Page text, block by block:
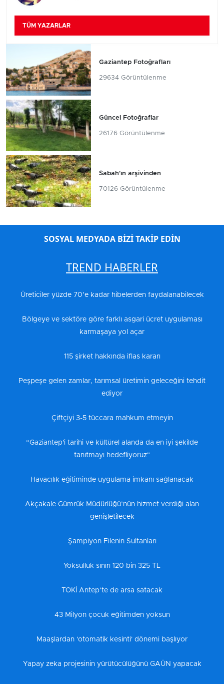
TÜM YAZARLAR
Gaziantep Fotoğrafları
29634 Görüntülenme
Güncel Fotoğraflar
26176 Görüntülenme
Sabah'ın arşivinden
70126 Görüntülenme
SOSYAL MEDYADA BİZİ TAKİP EDİN
TREND HABERLER
Üreticiler yüzde 70’e kadar hibelerden faydalanabilecek
Bölgeye ve sektöre göre farklı asgari ücret uygulaması
karmaşaya yol açar
115 şirket hakkında iflas kararı
Peşpeşe gelen zamlar, tarımsal üretimin geleceğini tehdit
ediyor
Çiftçiyi 3-5 tüccara mahkum etmeyin
“Gaziantep'i tarihi ve kültürel alanda da en iyi şekilde
tanıtmayı hedefliyoruz"
Havacılık eğitiminde uygulama imkanı sağlanacak
Akçakale Gümrük Müdürlüğü’nün hizmet verdiği alan
genişletilecek
Şampiyon Filenin Sultanları
Yoksulluk sınırı 120 bin 325 TL
TOKİ Antep’te de arsa satacak
43 Milyon çocuk eğitimden yoksun
Maaşlardan 'otomatik kesinti' dönemi başlıyor
Yapay zeka projesinin yürütücülüğünü GAÜN yapacak